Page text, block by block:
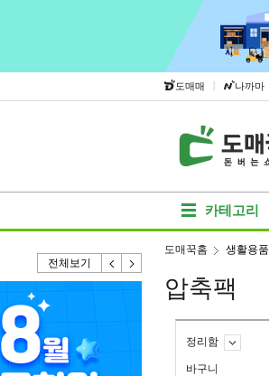
도매매 | 나까마
카테고리
전체보기
도매꾹홈 생활용품
압축팩
정리함
바구니